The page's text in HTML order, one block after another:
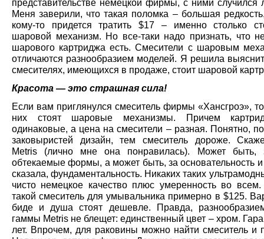
представительстве немецкой фирмы, с ними случился
Меня заверили, что такая поломка – большая
кому-то придется тратить $17 – именно столько
шаровой механизм. Но все-таки надо признать, что
шарового картриджа есть. Смесители с шаровым
отличаются разнообразием моделей. Я решила
смесителях, имеющихся в продаже, стоит шаровой
Красота — это страшная сила!
Если вам приглянулся смеситель фирмы «Хансгроэ»,
них стоят шаровые механизмы. Причем
одинаковые, а цена на смесители – разная. Понятно,
заковыристей дизайн, тем смеситель дороже.
Metris (лично мне она понравилась). Может быть,
обтекаемые формы, а может быть, за основательность
сказала, фундаментальность. Никаких таких
чисто немецкое качество плюс умеренность во всем.
такой смеситель для умывальника примерно в $125.
биде и душа стоят дешевле. Правда,
гаммы Metris не блещет: единственный цвет – хром.
лет. Впрочем, для раковины можно найти смеситель и